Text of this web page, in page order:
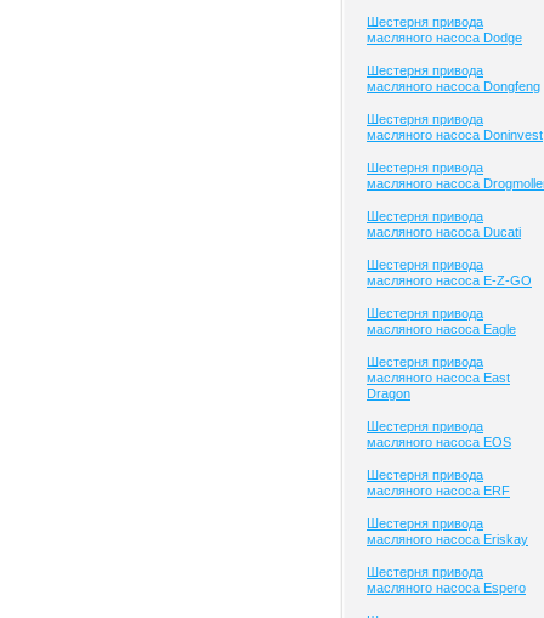
Шестерня привода
масляного насоса Dodge
Шестерня привода
масляного насоса Dongfeng
Шестерня привода
масляного насоса Doninvest
Шестерня привода
масляного насоса
Шестерня привода
масляного насоса Ducati
Шестерня привода
масляного насоса E-Z-GO
Шестерня привода
масляного насоса Eagle
Шестерня привода
масляного насоса East
Dragon
Шестерня привода
масляного насоса EOS
Шестерня привода
масляного насоса ERF
Шестерня привода
масляного насоса Eriskay
Шестерня привода
масляного насоса Espero